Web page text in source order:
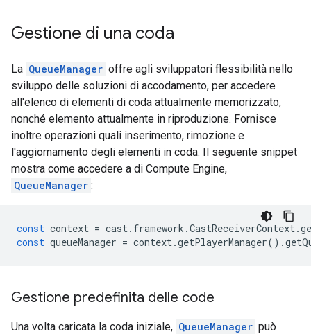
Gestione di una coda
La QueueManager offre agli sviluppatori flessibilità nello
sviluppo delle soluzioni di accodamento, per accedere
all'elenco di elementi di coda attualmente memorizzato,
nonché elemento attualmente in riproduzione. Fornisce
inoltre operazioni quali inserimento, rimozione e
l'aggiornamento degli elementi in coda. Il seguente snippet
mostra come accedere a di Compute Engine,
QueueManager :
const context = cast. framework .CastReceiverContext.
const queueManager = context.getPlayerManager() .
Gestione predefinita delle code
Una volta caricata la coda iniziale, QueueManager può